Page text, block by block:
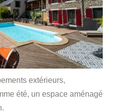
extérieurs,
été, un espace aménagé